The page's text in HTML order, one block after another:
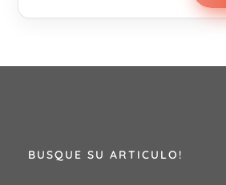
BUSQUE SU ARTICULO!